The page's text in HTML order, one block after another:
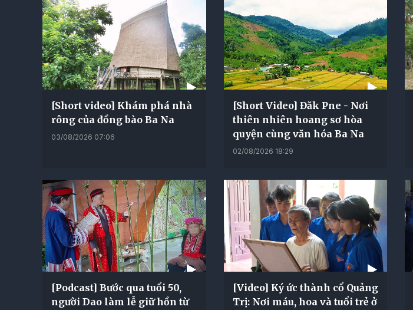
[Short video] Khám phá nhà
rông của đồng bào Ba Na
03/08/2026 07:06
[Short Video] Đăk Pne - Nơi
thiên nhiên hoang sơ hòa
quyện cùng văn hóa Ba Na
02/08/2026 18:29
[Podcast] Bước qua tuổi 50,
người Dao làm lễ giữ hồn từ
[Video] Ký ức thành cổ Quảng
Trị: Nơi máu, hoa và tuổi trẻ ở